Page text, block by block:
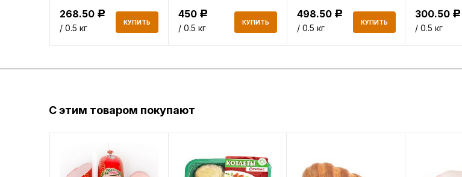
268.50 Р
/ 0.5 кг
КУПИТЬ
450 Р
/ 0.5 кг
КУПИТЬ
498.50 Р
/ 0.5 кг
КУПИТЬ
300.50 Р
/ 0.5 кг
С этим товаром покупают